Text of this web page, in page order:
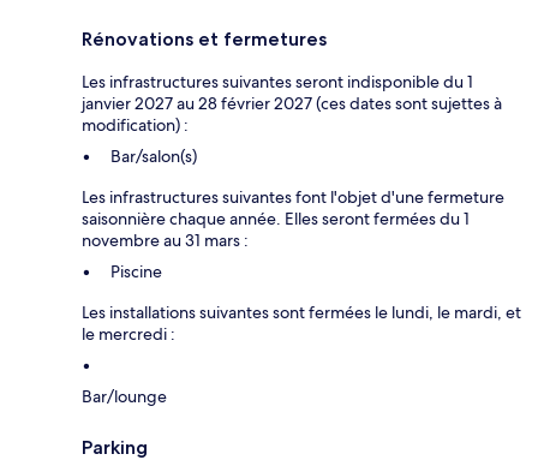
Rénovations et fermetures
Les infrastructures suivantes seront indisponible du 1
janvier 2027 au 28 février 2027 (ces dates sont sujettes à
modification) :
Bar/salon(s)
Les infrastructures suivantes font l'objet d'une fermeture
saisonnière chaque année. Elles seront fermées du 1
novembre au 31 mars :
Piscine
Les installations suivantes sont fermées le lundi, le mardi, et
le mercredi :
Bar/lounge
Parking